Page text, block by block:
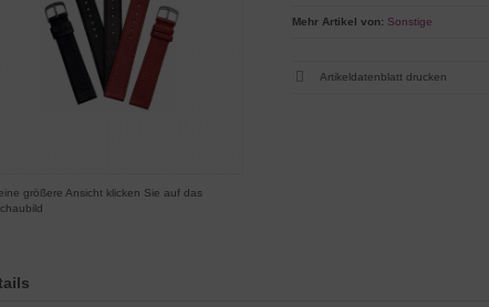
größere Ansicht klicken Sie auf das
Mehr Artikel von: Sonstige
Artikeldatenblatt drucken